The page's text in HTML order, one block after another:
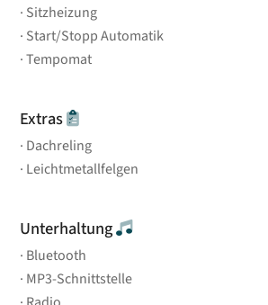
Sitzheizung
Start/Stopp Automatik
Tempomat
Extras
Dachreling
Leichtmetallfelgen
Unterhaltung
Bluetooth
MP3-Schnittstelle